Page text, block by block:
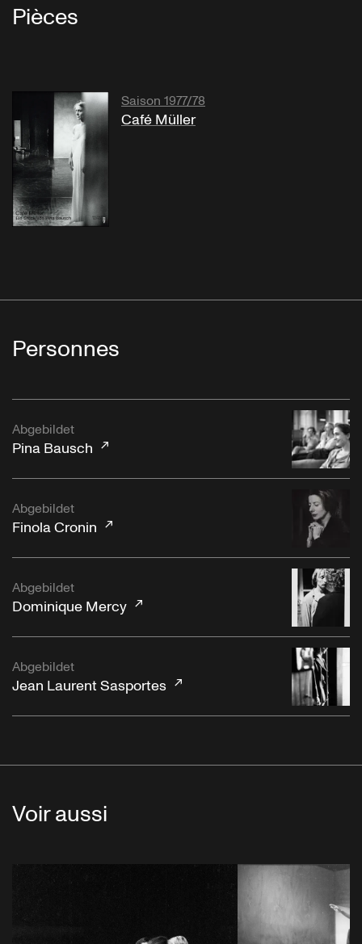
Pièces
Saison 1977/78
Café Müller
Personnes
Abgebildet
Pina Bausch
Abgebildet
Finola Cronin
Abgebildet
Dominique Mercy
Abgebildet
Jean Laurent Sasportes
Voir aussi